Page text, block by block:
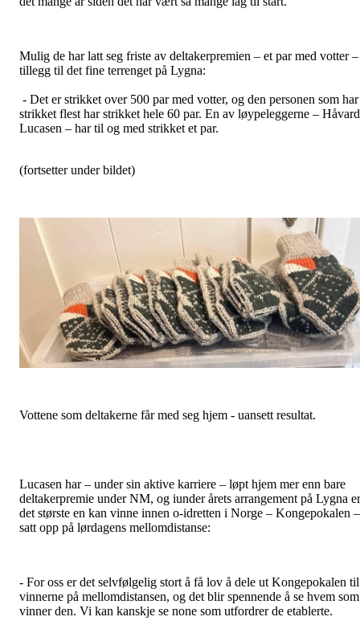
Mulig de har latt seg friste av deltakerpremien – et par med votter
tillegg til det fine terrenget på Lygna:
- Det er strikket over 500 par med votter, og den personen som har
strikket flest har strikket hele 60 par. En av løypeleggerne – Håvard
Lucasen – har til og med strikket et par.
(fortsetter under bildet)
Vottene som deltakerne får med seg hjem - uansett resultat.
Lucasen har – under sin aktive karriere – løpt hjem mer enn bare
deltakerpremie under NM, og iunder årets arrangement på Lygna er
det største en kan vinne innen o-idretten i Norge – Kongepokalen –
satt opp på lørdagens mellomdistanse:
- For oss er det selvfølgelig stort å få lov å dele ut Kongepokalen til
vinnerne på mellomdistansen, og det blir spennende å se hvem som
vinner den. Vi kan kanskje se none som utfordrer de etablerte.